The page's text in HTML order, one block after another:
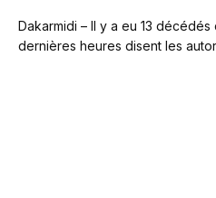
Dakarmidi – Il y a eu 13
dernières heures disent les